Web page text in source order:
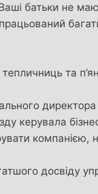
батьки не
та
керувала
досвіду